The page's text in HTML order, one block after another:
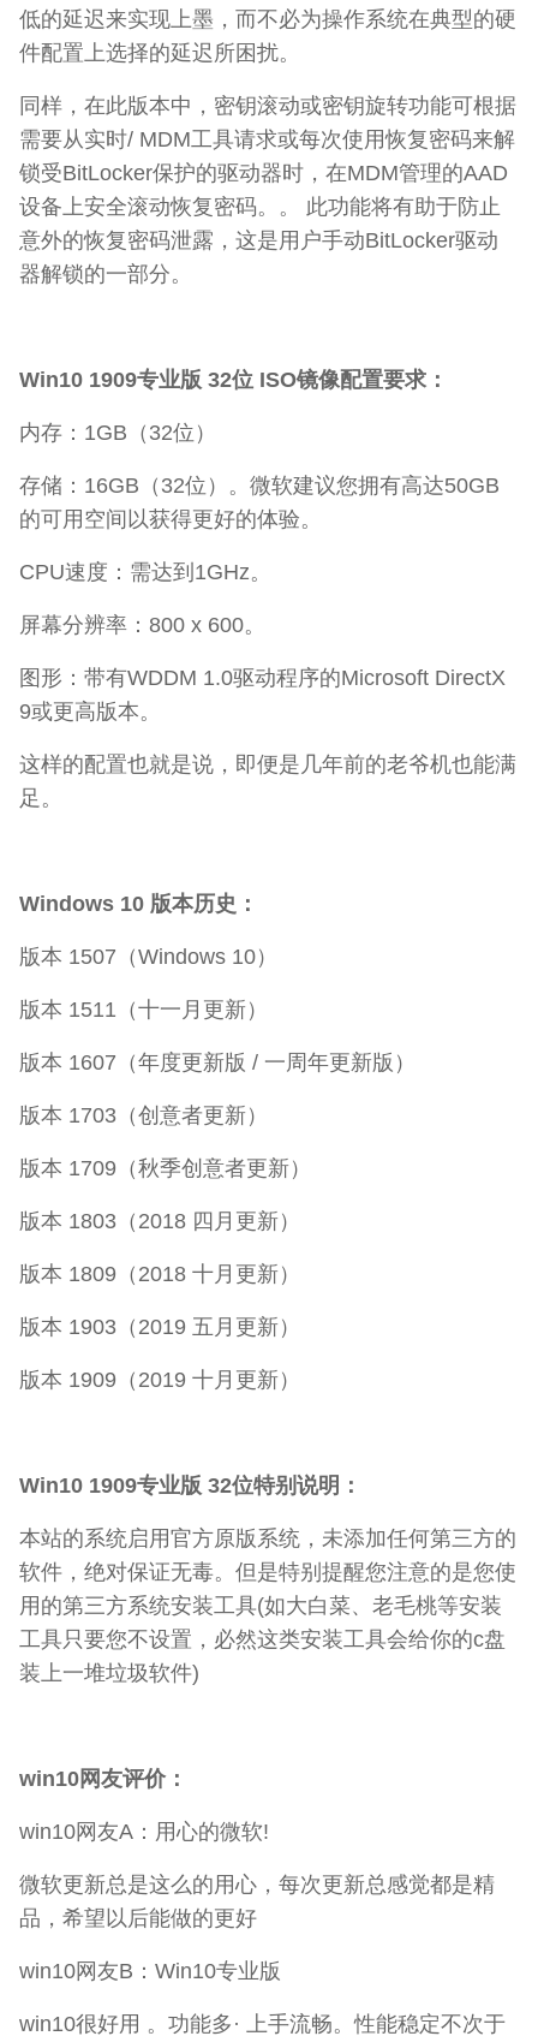
低的延迟来实现上墨，而不必为操作系统在典型的硬
件配置上选择的延迟所困扰。
同样，在此版本中，密钥滚动或密钥旋转功能可根据
需要从实时/ MDM工具请求或每次使用恢复密码来解
锁受BitLocker保护的驱动器时，在MDM管理的AAD
设备上安全滚动恢复密码。。 此功能将有助于防止
意外的恢复密码泄露，这是用户手动BitLocker驱动
器解锁的一部分。
Win10 1909专业版 32位 ISO镜像配置要求：
内存：1GB（32位）
存储：16GB（32位）。微软建议您拥有高达50GB
的可用空间以获得更好的体验。
CPU速度：需达到1GHz。
屏幕分辨率：800 x 600。
图形：带有WDDM 1.0驱动程序的Microsoft DirectX
9或更高版本。
这样的配置也就是说，即便是几年前的老爷机也能满
足。
Windows 10 版本历史：
版本 1507（Windows 10）
版本 1511（十一月更新）
版本 1607（年度更新版 / 一周年更新版）
版本 1703（创意者更新）
版本 1709（秋季创意者更新）
版本 1803（2018 四月更新）
版本 1809（2018 十月更新）
版本 1903（2019 五月更新）
版本 1909（2019 十月更新）
Win10 1909专业版 32位特别说明：
本站的系统启用官方原版系统，未添加任何第三方的
软件，绝对保证无毒。但是特别提醒您注意的是您使
用的第三方系统安装工具(如大白菜、老毛桃等安装
工具只要您不设置，必然这类安装工具会给你的c盘
装上一堆垃圾软件)
win10网友评价：
win10网友A：用心的微软!
微软更新总是这么的用心，每次更新总感觉都是精
品，希望以后能做的更好
win10网友B：Win10专业版
win10很好用 。功能多· 上手流畅。性能稳定不次于